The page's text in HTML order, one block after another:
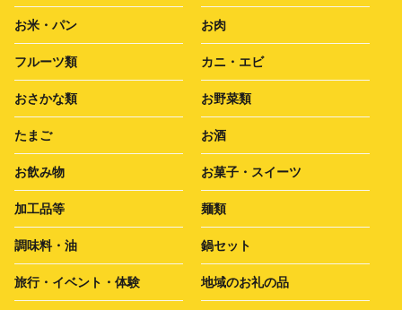
お米・パン お肉
フルーツ類 カニ・エビ
おさかな類 お野菜類
たまご お酒
お飲み物 お菓子・スイーツ
加工品等 麺類
調味料・油 鍋セット
旅行・イベント・体験 地域のお礼の品